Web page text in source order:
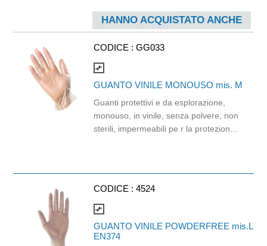
HANNO ACQUISTATO ANCHE
CODICE : GG033
compare_arrows
GUANTO VINILE MONOUSO mis. M
Guanti protettivi e da esplorazione,
monouso, in vinile, senza polvere, non
sterili, impermeabili pe r la protezione
CODICE : 4524
compare_arrows
GUANTO VINILE POWDERFREE mis.L
EN374